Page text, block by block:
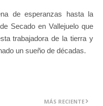
de esperanzas hasta la
Secado en Vallejuelo que
trabajadora de la tierra y
un sueño de décadas.
MÁS RECIENTE